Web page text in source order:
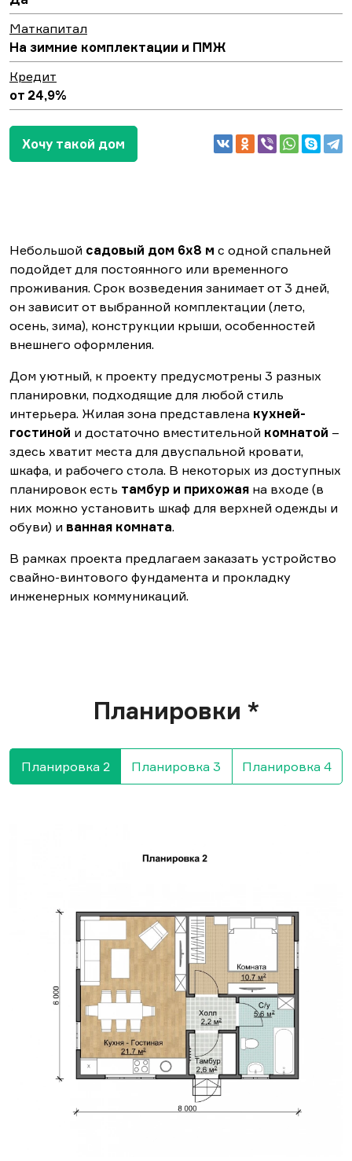
Маткапитал
На зимние комплектации и ПМЖ
Кредит
от 24,9%
Хочу такой дом
Небольшой садовый дом 6х8 м с одной спальней
подойдет для постоянного или временного
проживания. Срок возведения занимает от 3 дней,
он зависит от выбранной комплектации (лето,
осень, зима), конструкции крыши, особенностей
внешнего оформления.
Дом уютный, к проекту предусмотрены 3 разных
планировки, подходящие для любой стиль
интерьера. Жилая зона представлена кухней-
гостиной и достаточно вместительной комнатой –
здесь хватит места для двуспальной кровати,
шкафа, и рабочего стола. В некоторых из доступных
планировок есть тамбур и прихожая на входе (в
них можно установить шкаф для верхней одежды и
обуви) и ванная комната.
В рамках проекта предлагаем заказать устройство
свайно-винтового фундамента и прокладку
инженерных коммуникаций.
Планировки *
Планировка 2 Планировка 3 Планировка 4